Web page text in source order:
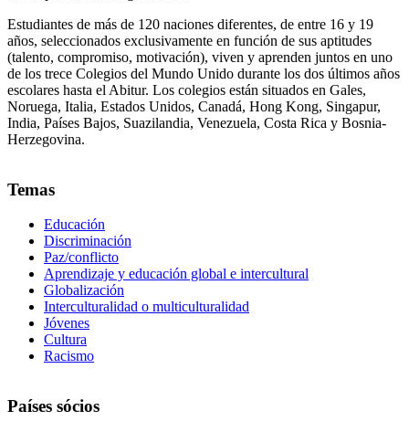
Estudiantes de más de 120 naciones diferentes, de entre 16 y 19
años, seleccionados exclusivamente en función de sus aptitudes
(talento, compromiso, motivación), viven y aprenden juntos en uno
de los trece Colegios del Mundo Unido durante los dos últimos años
escolares hasta el Abitur. Los colegios están situados en Gales,
Noruega, Italia, Estados Unidos, Canadá, Hong Kong, Singapur,
India, Países Bajos, Suazilandia, Venezuela, Costa Rica y Bosnia-
Herzegovina.
Temas
Educación
Discriminación
Paz/conflicto
Aprendizaje y educación global e intercultural
Globalización
Interculturalidad o multiculturalidad
Jóvenes
Cultura
Racismo
Países sócios